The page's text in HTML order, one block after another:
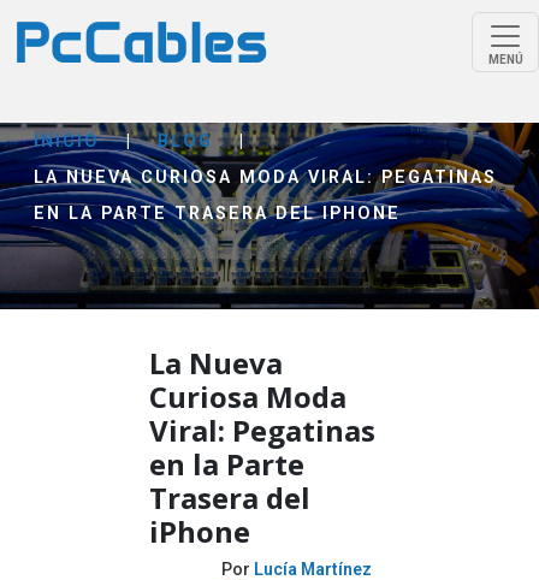
MENÚ
INICIO | BLOG
|
LA NUEVA CURIOSA MODA VIRAL: PEGATINAS
EN LA PARTE TRASERA DEL IPHONE
La Nueva
Curiosa Moda
Viral: Pegatinas
en la Parte
Trasera del
iPhone
Por Lucía Martínez